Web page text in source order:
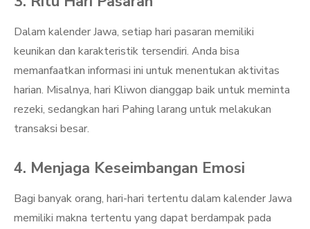
Dalam kalender Jawa, setiap hari pasaran memiliki
keunikan dan karakteristik tersendiri. Anda bisa
memanfaatkan informasi ini untuk menentukan aktivitas
harian. Misalnya, hari Kliwon dianggap baik untuk meminta
rezeki, sedangkan hari Pahing larang untuk melakukan
transaksi besar.
4. Menjaga Keseimbangan Emosi
Bagi banyak orang, hari-hari tertentu dalam kalender Jawa
memiliki makna tertentu yang dapat berdampak pada